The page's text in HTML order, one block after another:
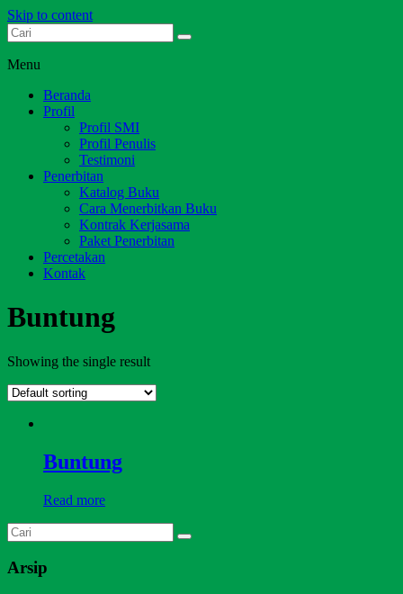
Skip to content
Dari Jambi untuk Indonesia
Menu
Beranda
Profil
Profil SMI
Profil Penulis
Testimoni
Penerbitan
Katalog Buku
Cara Menerbitkan Buku
Kontrak Kerjasama
Paket Penerbitan
Percetakan
Kontak
Buntung
Showing the single result
Buntung
Read more
Arsip